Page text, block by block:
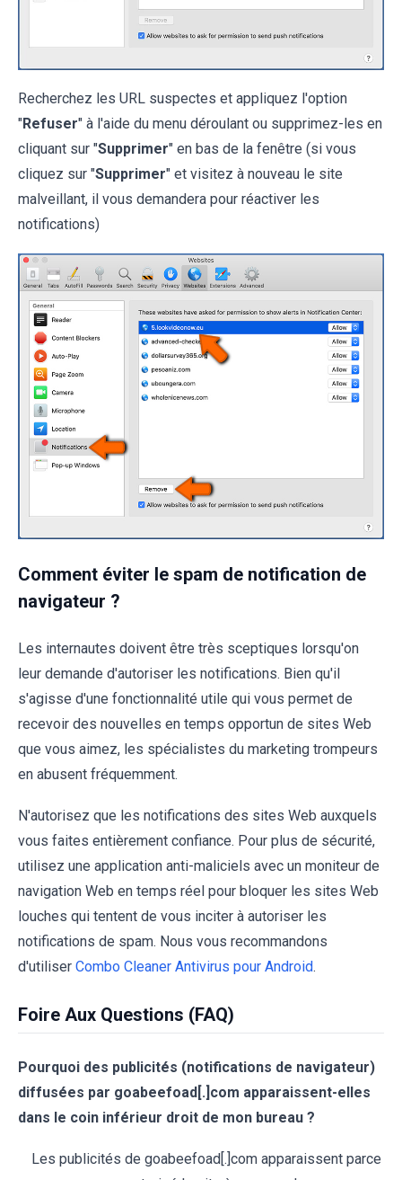
Recherchez les URL suspectes et appliquez l'option
"Refuser" à l'aide du menu déroulant ou supprimez-les en
cliquant sur "Supprimer" en bas de la fenêtre (si vous
cliquez sur "Supprimer" et visitez à nouveau le site
malveillant, il vous demandera pour réactiver les
notifications)
Comment éviter le spam de notification de
navigateur ?
Les internautes doivent être très sceptiques lorsqu'on
leur demande d'autoriser les notifications. Bien qu'il
s'agisse d'une fonctionnalité utile qui vous permet de
recevoir des nouvelles en temps opportun de sites Web
que vous aimez, les spécialistes du marketing trompeurs
en abusent fréquemment.
N'autorisez que les notifications des sites Web auxquels
vous faites entièrement confiance. Pour plus de sécurité,
utilisez une application anti-maliciels avec un moniteur de
navigation Web en temps réel pour bloquer les sites Web
louches qui tentent de vous inciter à autoriser les
notifications de spam. Nous vous recommandons
d'utiliser Combo Cleaner Antivirus pour Android.
Foire Aux Questions (FAQ)
Pourquoi des publicités (notifications de navigateur)
diffusées par goabeefoad[.]com apparaissent-elles
dans le coin inférieur droit de mon bureau ?
Les publicités de goabeefoad[.]com apparaissent parce